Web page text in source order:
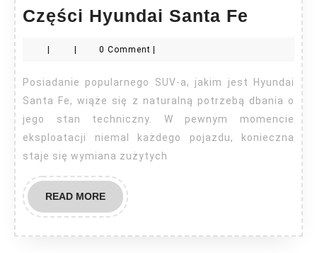
Części Hyundai Santa Fe Części
Fe
0 Comment
Posiadanie popularnego SUV-a, jakim jest Hyundai
Santa Fe, wiąże się z naturalną potrzebą dbania o
jego stan techniczny. W pewnym momencie
eksploatacji niemal każdego pojazdu, konieczna
staje się wymiana zużytych
READ MOREREAD
MORE